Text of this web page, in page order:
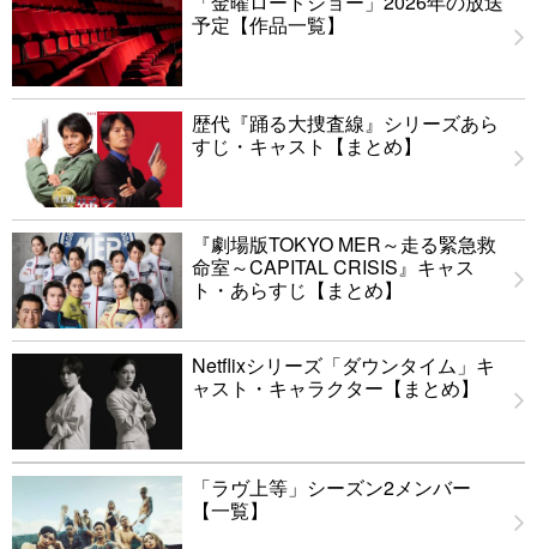
予定【作品一覧】
歴代『踊る大捜査線』シリーズあら
すじ・キャスト【まとめ】
『劇場版TOKYO MER～走る緊急救
命室～CAPITAL CRISIS』キャス
ト・あらすじ【まとめ】
Netflixシリーズ「ダウンタイム」キ
ャスト・キャラクター【まとめ】
「ラヴ上等」シーズン2メンバー
【一覧】